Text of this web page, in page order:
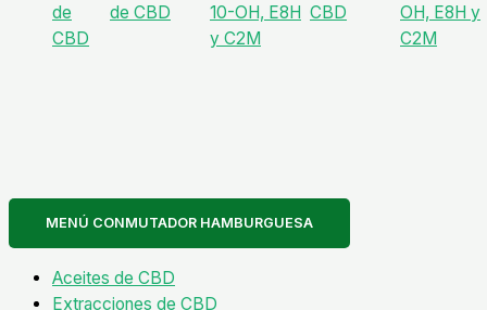
de
CBD
de CBD
10-OH, E8H
y C2M
CBD
OH, E8H y
C2M
MENÚ CONMUTADOR HAMBURGUESA
Aceites de CBD
Extracciones de CBD